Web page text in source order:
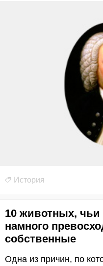
История
10 животных, чьи
намного
собственные
Одна из причин, по